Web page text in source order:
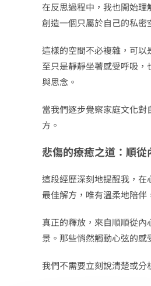
在反思過程中，我也開始理
創造一個只屬於自己的私密
這樣的空間不必複雜，可
至只是靜靜坐著感受呼吸
與思念。
當我們逐步覺察家庭文化
方。
悲傷的療癒之道：順
這段經歷深刻地提醒我，
最佳解方，唯有溫柔地陪伴
真正的釋放，來自順順從
景。那些悄然觸動心弦的感
我們不需要立刻說清楚或分